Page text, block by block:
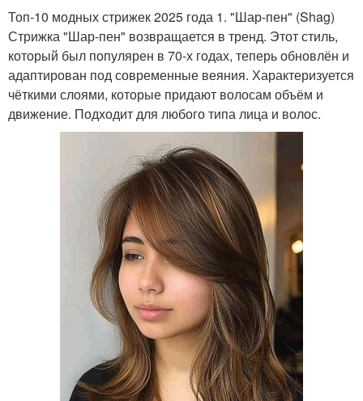
Топ-10 модных стрижек 2025 года 1. "Шар-пен" (Shag)
Стрижка "Шар-пен" возвращается в тренд. Этот стиль,
который был популярен в 70-х годах, теперь обновлён и
адаптирован под современные веяния. Характеризуется
чёткими слоями, которые придают волосам объём и
движение. Подходит для любого типа лица и волос.